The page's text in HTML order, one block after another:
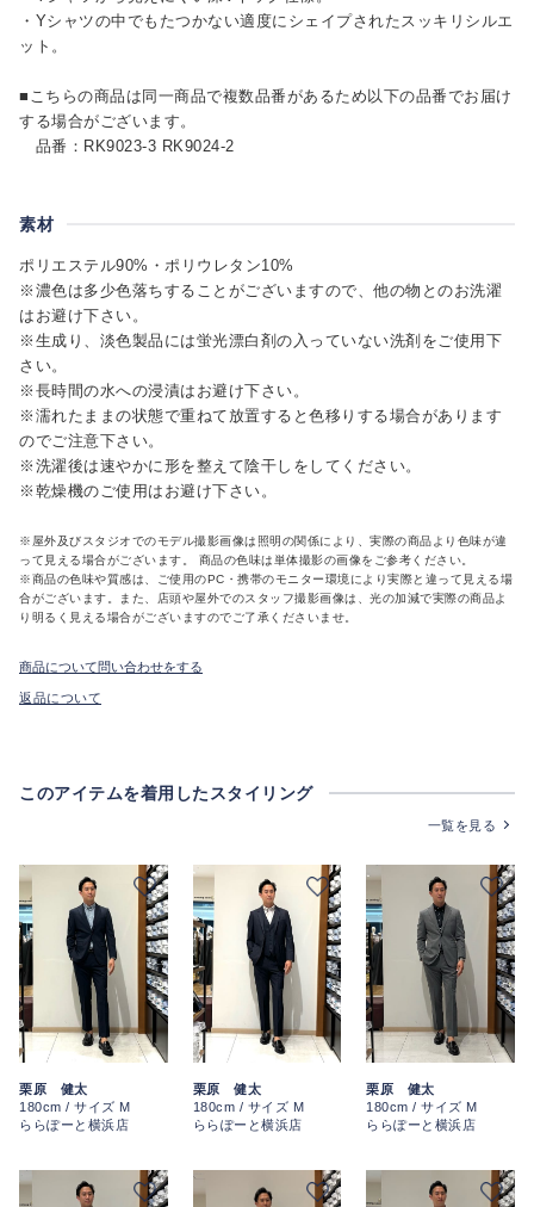
・Yシャツの中でもたつかない適度にシェイプされたスッキリシルエ
ット。
■こちらの商品は同一商品で複数品番があるため以下の品番でお届け
する場合がございます。
品番：RK9023-3 RK9024-2
素材
ポリエステル90%・ポリウレタン10%
※濃色は多少色落ちすることがございますので、他の物とのお洗濯
はお避け下さい。
※生成り、淡色製品には蛍光漂白剤の入っていない洗剤をご使用下
さい。
※長時間の水への浸漬はお避け下さい。
※濡れたままの状態で重ねて放置すると色移りする場合があります
のでご注意下さい。
※洗濯後は速やかに形を整えて陰干しをしてください。
※乾燥機のご使用はお避け下さい。
※屋外及びスタジオでのモデル撮影画像は照明の関係により、実際の商品より色味が違
って見える場合がございます。 商品の色味は単体撮影の画像をご参考ください。
※商品の色味や質感は、ご使用のPC・携帯のモニター環境により実際と違って見える場
合がございます。また、店頭や屋外でのスタッフ撮影画像は、光の加減で実際の商品よ
り明るく見える場合がございますのでご了承くださいませ。
商品について問い合わせをする
返品について
このアイテムを着用したスタイリング
一覧を見る
栗原 健太
180cm / サイズ M
ららぽーと横浜店
栗原 健太
180cm / サイズ M
ららぽーと横浜店
栗原 健太
180cm / サイズ M
ららぽーと横浜店